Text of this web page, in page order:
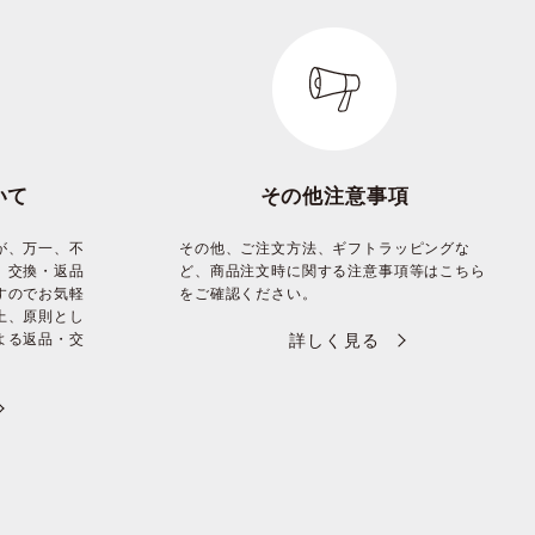
て
、万一、不
交換・返品
のでお気軽
、原則とし
る返品・交
その他注意事項
その他、ご注文方法、ギフトラッピングな
ど、商品注文時に関する注意事項等はこちら
をご確認ください。
詳しく見る